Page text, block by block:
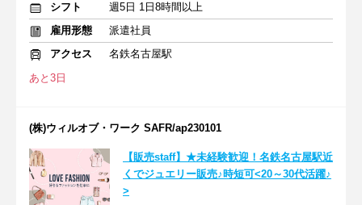
シフト
週5日 1日8時間以上
雇用形態
派遣社員
アクセス
名鉄名古屋駅
あと3日
(株)ウィルオブ・ワーク SAFR/ap230101
【販売staff】★未経験歓迎！名鉄名古屋駅近
くでジュエリー販売♪時短可<20～30代活躍♪
>